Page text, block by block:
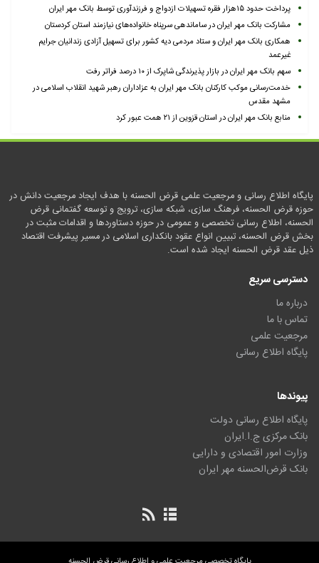
پرداخت حدود ۱۵هزار فقره تسهیلات ازدواج و فرزندآوری توسط بانک مهر ایران
مشارکت بانک مهر ایران در ساماندهی سرپناه خانواده‌های نیازمند استان کردستان
همکاری بانک مهر ایران و ستاد مردمی دیه کشور برای تسهیل آزادی زندانیان جرایم
غیرعمد
سهم بانک مهر ایران در بازار پذیرندگی شاپرک از ۱۰ درصد فراتر رفت
خدمت‌رسانی موکب کارکنان بانک مهر ایران به عزاداران رهبر شهید انقلاب اسلامی در
مشهد مقدس
منابع بانک مهر ایران در استان قزوین از ۲۱ همت عبور کرد
پایگاه اطلاع رسانی و مرجعیت علمی قرض الحسنه با هدف ایجاد مرجعیت دانش در
حوزه قرض الحسنه، فرهنگ سازی، شبکه سازی، ترویج و توسعه گفتمانی قرض
الحسنه، اطلاع رسانی تخصصی و عمومی در حوزه دستاوردها و اقدامات مثبت در
بخش قرض الحسنه، تبیین انواع عقود بانکداری اسلامی در مسیر پیشرفت اقتصاد
ذیل عقد قرض الحسنه ایجاد شده است.
دسترسی سریع
درباره ما
تماس با ما
مرجعیت علمی
پایگاه اطلاع رسانی
پیوندها
پایگاه اطلاع رسانی دولت
بانک مرکزی ج.ا.ایران
وزارت امور اقتصادی و دارایی
بانک قرض‌الحسنه مهر ایران